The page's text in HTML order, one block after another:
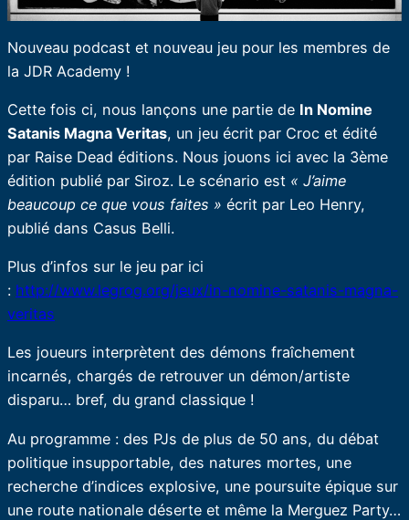
Nouveau podcast et nouveau jeu pour les membres de
la JDR Academy !
Cette fois ci, nous lançons une partie de In Nomine
Satanis Magna Veritas, un jeu écrit par Croc et édité
par Raise Dead éditions. Nous jouons ici avec la 3ème
édition publié par Siroz. Le scénario est « J’aime
beaucoup ce que vous faites » écrit par Leo Henry,
publié dans Casus Belli.
Plus d’infos sur le jeu par ici
: http://www.legrog.org/jeux/in-nomine-satanis-magna-
veritas
Les joueurs interprètent des démons fraîchement
incarnés, chargés de retrouver un démon/artiste
disparu… bref, du grand classique !
Au programme : des PJs de plus de 50 ans, du débat
politique insupportable, des natures mortes, une
recherche d’indices explosive, une poursuite épique sur
une route nationale déserte et même la Merguez Party…